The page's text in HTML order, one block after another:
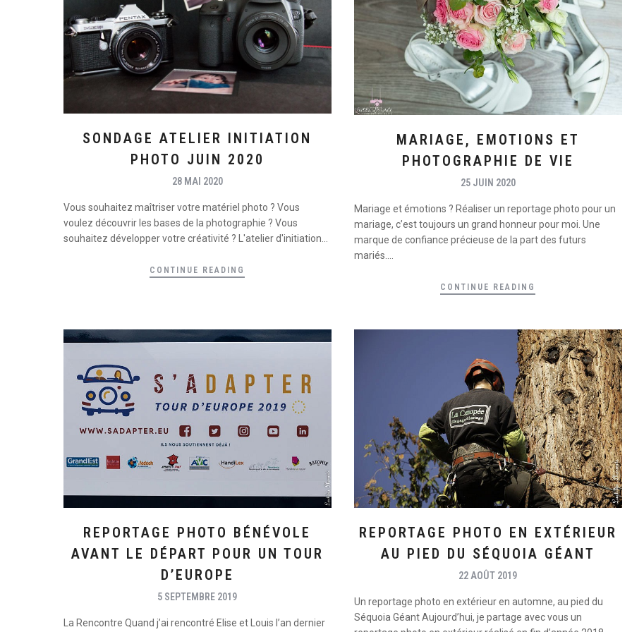
MARIAGE, EMOTIONS ET
PHOTOGRAPHIE DE VIE
25 JUIN 2020
Mariage et émotions ? Réaliser un reportage photo pour un
mariage, c’est toujours un grand honneur pour moi. Une
marque de confiance précieuse de la part des futurs
mariés....
CONTINUE READING
SONDAGE ATELIER INITIATION
PHOTO JUIN 2020
28 MAI 2020
Vous souhaitez maîtriser votre matériel photo ? Vous
voulez découvrir les bases de la photographie ? Vous
souhaitez développer votre créativité ? L'atelier d'initiation...
CONTINUE READING
REPORTAGE PHOTO BÉNÉVOLE
AVANT LE DÉPART POUR UN TOUR
D’EUROPE
5 SEPTEMBRE 2019
La Rencontre Quand j’ai rencontré Elise et Louis l’an dernier
REPORTAGE PHOTO EN EXTÉRIEUR
AU PIED DU SÉQUOIA GÉANT
22 AOÛT 2019
Un reportage photo en extérieur en automne, au pied du
Séquoia Géant Aujourd’hui, je partage avec vous un